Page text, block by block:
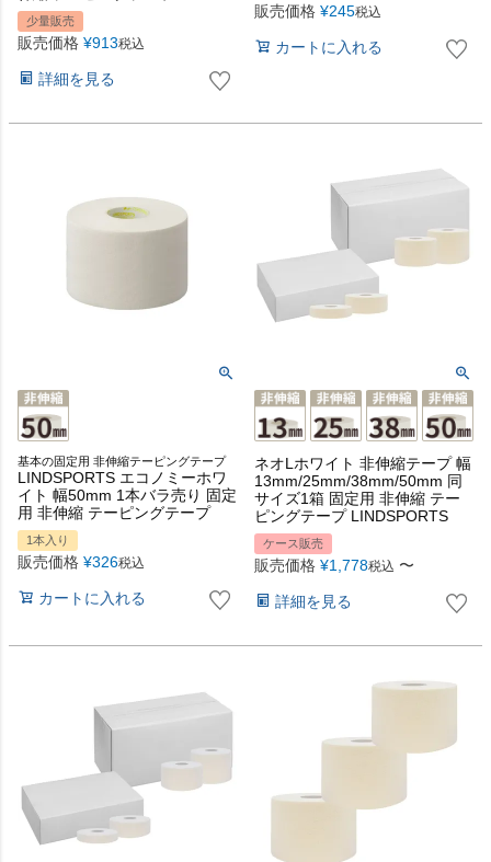
少量販売
販売価格 ¥913税込
詳細を見る
販売価格 ¥245税込
カートに入れる
基本の固定用 非伸縮テーピングテープ
LINDSPORTS エコノミーホワ
イト 幅50mm 1本バラ売り 固定
用 非伸縮 テーピングテープ
1本入り
販売価格 ¥326税込
カートに入れる
ネオLホワイト 非伸縮テープ 幅
13mm/25mm/38mm/50mm 同
サイズ1箱 固定用 非伸縮 テー
ピングテープ LINDSPORTS
ケース販売
販売価格 ¥1,778税込 〜
詳細を見る